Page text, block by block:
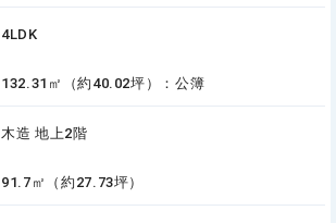
4LDK
132.31㎡（約40.02坪）：公簿
木造 地上2階
91.7㎡（約27.73坪）